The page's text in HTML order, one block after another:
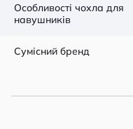
Особливості чохла для
навушників
Сумісний бренд